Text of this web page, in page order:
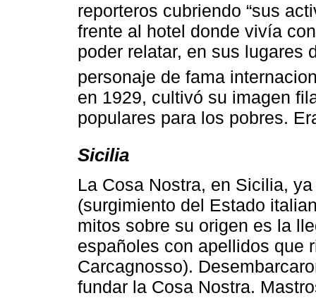
reporteros cubriendo “sus
frente al hotel donde vivía
poder relatar, en sus lugares
personaje de fama
en 1929, cultivó su imagen
populares para los pobres.
Sicilia
La Cosa Nostra, en Sicilia,
(surgimiento del Estado
mitos sobre su origen es la
españoles con apellidos que
Carcagnosso).
fundar la Cosa Nostra.